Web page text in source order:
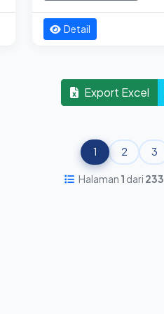
Detail
Export Excel
1 2 3
Halaman 1 dari 233